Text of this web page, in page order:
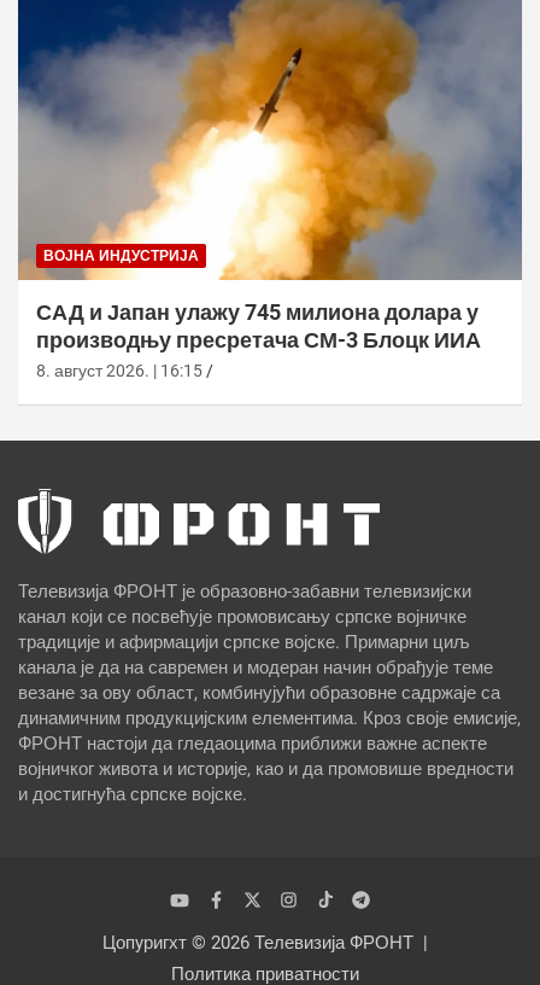
ВОЈНА ИНДУСТРИЈА
САД и Јапан улажу 745 милиона долара у
производњу пресретача СМ-3 Блоцк ИИА
8. август 2026. | 16:15
Телевизија ФРОНТ је образовно-забавни телевизијски
канал који се посвећује промовисању српске војничке
традиције и афирмацији српске војске. Примарни циљ
канала је да на савремен и модеран начин обрађује теме
везане за ову област, комбинујући образовне садржаје са
динамичним продукцијским елементима. Кроз своје емисије,
ФРОНТ настоји да гледаоцима приближи важне аспекте
војничког живота и историје, као и да промовише вредности
и достигнућа српске војске.
Цопyригхт © 2026 Телевизија ФРОНТ
Политика приватности